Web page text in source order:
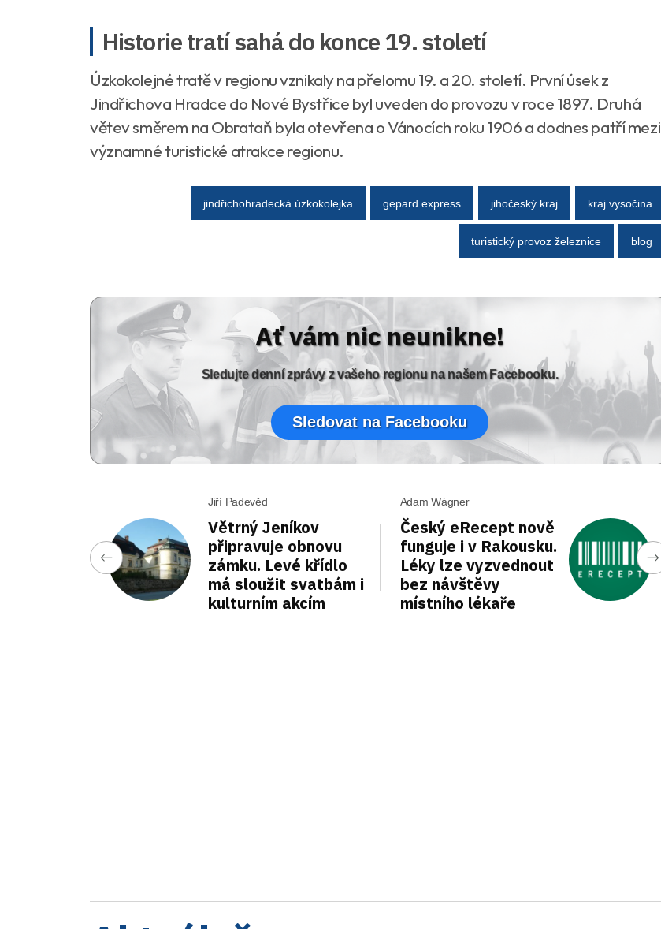
Historie tratí sahá do konce 19. století
Úzkokolejné tratě v regionu vznikaly na přelomu 19. a 20. století. První úsek z
Jindřichova Hradce do Nové Bystřice byl uveden do provozu v roce 1897. Druhá
větev směrem na Obrataň byla otevřena o Vánocích roku 1906 a dodnes patří mezi
významné turistické atrakce regionu.
jindřichohradecká úzkokolejka gepard express jihočeský kraj kraj vysočina
turistický provoz železnice blog
Ať vám nic neunikne!
Sledujte denní zprávy z vašeho regionu na našem Facebooku.
Sledovat na Facebooku
Jiří Padevěd
Větrný Jeníkov
připravuje obnovu
zámku. Levé křídlo
má sloužit svatbám i
kulturním akcím
Adam Wágner
Český eRecept nově
funguje i v Rakousku.
Léky lze vyzvednout
bez návštěvy
místního lékaře